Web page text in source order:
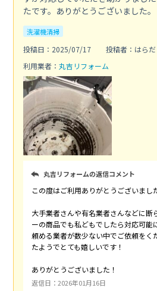
たです。ありがとうございました。
洗濯機清掃
投稿日：2025/07/17
投稿者：はらだ
利用業者： 丸吉リフォーム
丸吉リフォームの返信コメント
この度はご利用ありがとうございまし
大手業者さんや有名業者さんなどに断
ーの商品でも私どもでしたら対応可能
頼める業者が数少ない中でご依頼をく
たようでとても嬉しいです！
ありがとうございました！
返信日：2026年01月16日